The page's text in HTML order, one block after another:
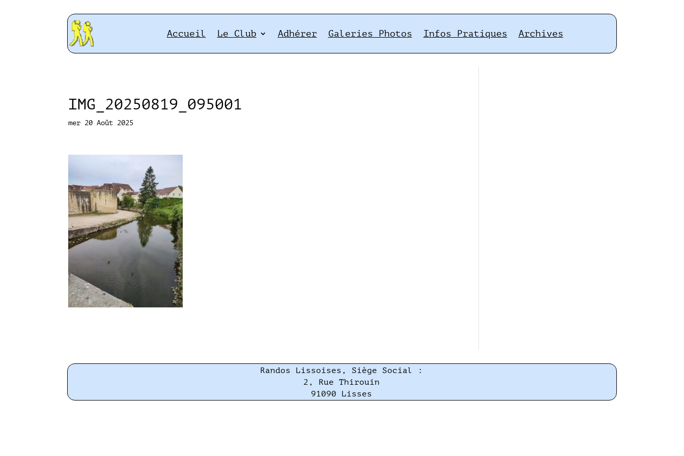
Accueil Le Club Adhérer Galeries Photos Infos Pratiques Archives
IMG_20250819_095001
mer 20 Août 2025
Randos Lissoises, Siège Social :
2, Rue Thirouin
91090 Lisses